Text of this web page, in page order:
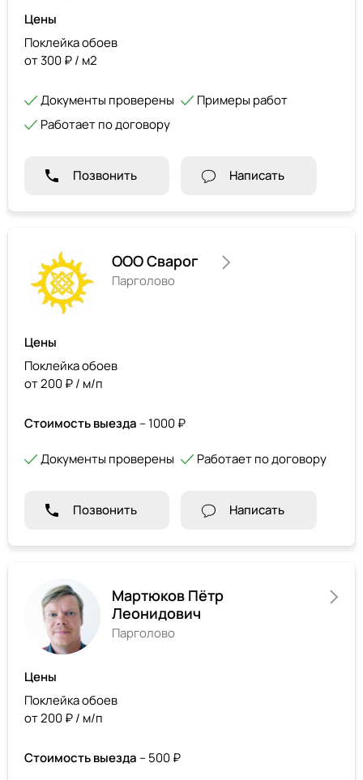
Цены
Поклейка обоев
от 300 ₽ / м2
Документы проверены
Примеры работ
Работает по договору
Позвонить Написать
ООО Сварог
Парголово
Цены
Поклейка обоев
от 200 ₽ / м/п
Стоимость выезда – 1000 ₽
Документы проверены Работает по договору
Позвонить Написать
Мартюков Пётр
Леонидович
Парголово
Цены
Поклейка обоев
от 200 ₽ / м/п
Стоимость выезда – 500 ₽